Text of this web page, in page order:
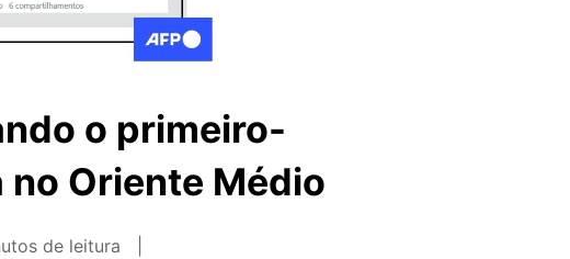
o primeiro-
Oriente Médio
de leitura